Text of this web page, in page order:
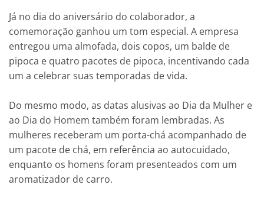
Já no dia do aniversário do colaborador, a
comemoração ganhou um tom especial. A empresa
entregou uma almofada, dois copos, um balde de
pipoca e quatro pacotes de pipoca, incentivando cada
um a celebrar suas temporadas de vida.
Do mesmo modo, as datas alusivas ao Dia da Mulher e
ao Dia do Homem também foram lembradas. As
mulheres receberam um porta-chá acompanhado de
um pacote de chá, em referência ao autocuidado,
enquanto os homens foram presenteados com um
aromatizador de carro.